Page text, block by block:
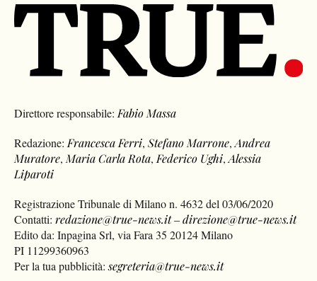
Direttore responsabile: Fabio Massa
Redazione: Francesca Ferri,Stefano Marrone,Andrea
Muratore, Maria Carla Rota, Federico Ughi,Alessia
Liparoti
Registrazione Tribunale di Milano n. 4632 del 03/06/2020
Contatti:redazione@true-news.it–direzione@true-news.it
Edito da: Inpagina Srl, via Fara 35 20124 Milano
PI 11299360963
Per la tua pubblicità:segreteria@true-news.it